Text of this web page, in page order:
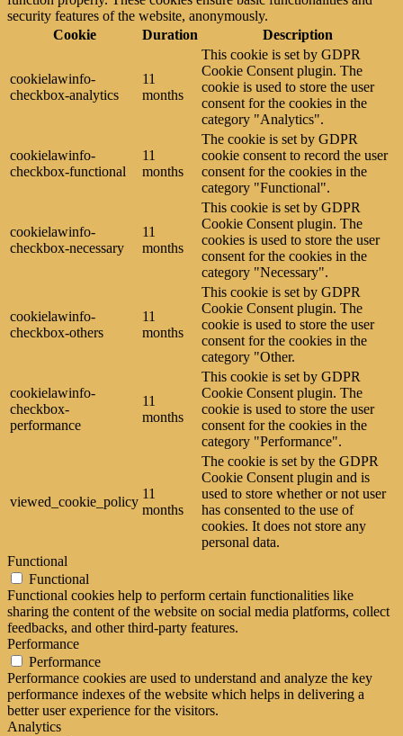
security features of the website, anonymously.
Cookie
Duration Description
cookielawinfo-
checkbox-analytics
11
months
This cookie is set by GDPR
Cookie Consent plugin. The
cookie is used to store the user
consent for the cookies in the
category "Analytics".
cookielawinfo-
checkbox-functional
11
months
The cookie is set by GDPR
cookie consent to record the user
consent for the cookies in the
category "Functional".
cookielawinfo-
checkbox-necessary
11
months
This cookie is set by GDPR
Cookie Consent plugin. The
cookies is used to store the user
consent for the cookies in the
category "Necessary".
cookielawinfo-
checkbox-others
11
months
This cookie is set by GDPR
Cookie Consent plugin. The
cookie is used to store the user
consent for the cookies in the
category "Other.
cookielawinfo-
checkbox-
performance
11
months
This cookie is set by GDPR
Cookie Consent plugin. The
cookie is used to store the user
consent for the cookies in the
category "Performance".
viewed_cookie_policy
11
months
The cookie is set by the GDPR
Cookie Consent plugin and is
used to store whether or not user
has consented to the use of
cookies. It does not store any
personal data.
Functional
Functional
Functional cookies help to perform certain functionalities like
sharing the content of the website on social media platforms, collect
feedbacks, and other third-party features.
Performance
Performance
Performance cookies are used to understand and analyze the key
performance indexes of the website which helps in delivering a
better user experience for the visitors.
Analytics